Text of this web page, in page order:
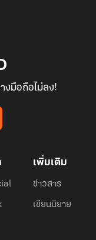
งมือถือไม่ลง!
เพิ่มเติม
ข่าวสาร
เขียนนิยาย